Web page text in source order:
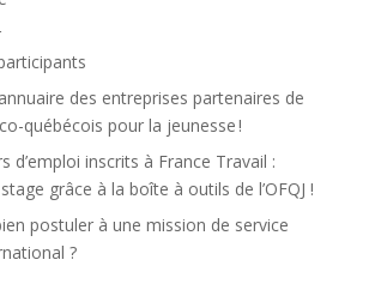
des entreprises partenaires de
québécois pour la jeunesse !
d’emploi inscrits à France Travail :
grâce à la boîte à outils de l’OFQJ !
postuler à une mission de service
?